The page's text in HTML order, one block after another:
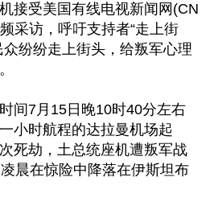
接受美国有线电视新闻网(CN
采访，呼吁支持者“走上街
众纷纷走上街头，给叛军心理
间7月15日晚10时40分左右
小时航程的达拉曼机场起
死劫，土总统座机遭叛军战
晨在惊险中降落在伊斯坦布